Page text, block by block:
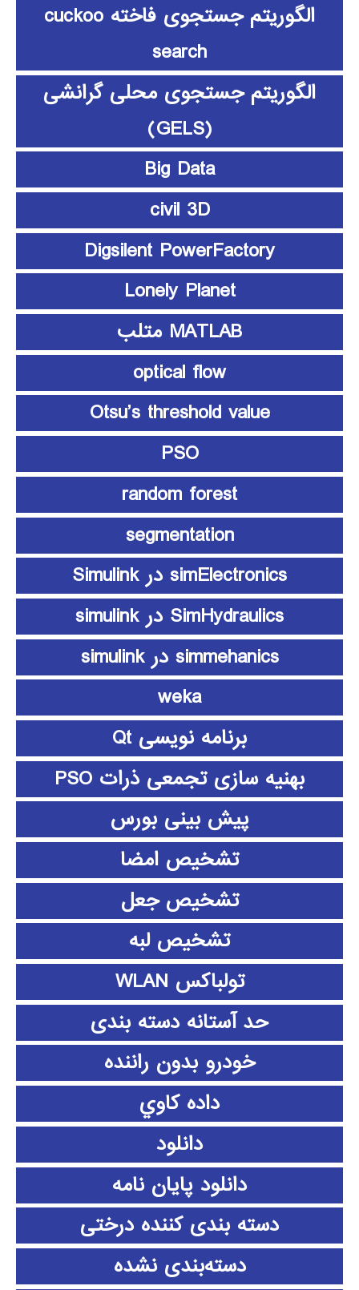
الگوریتم جستجوی فاخته cuckoo
search
الگوریتم جستجوی محلی گرانشی
(GELS)
Big Data
civil 3D
Digsilent PowerFactory
Lonely Planet
MATLAB متلب
optical flow
Otsu’s threshold value
PSO
random forest
segmentation
simElectronics در Simulink
SimHydraulics در simulink
simmehanics در simulink
weka
برنامه نویسی Qt
بهنیه سازی تجمعی ذرات PSO
پیش بینی بورس
تشخیص امضا
تشخیص جعل
تشخیص لبه
تولباکس WLAN
حد آستانه دسته بندی
خودرو بدون راننده
داده كاوي
دانلود
دانلود پايان نامه
دسته بندی کننده درختی
دسته‌بندی نشده